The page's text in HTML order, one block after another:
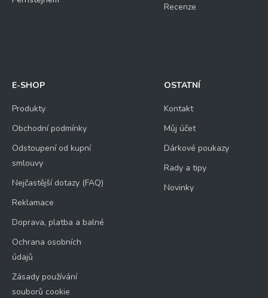
Recenze
E-SHOP
Produkty
Obchodní podmínky
Odstoupení od kupní
smlouvy
Nejčastější dotazy (FAQ)
Reklamace
Doprava, platba a balné
Ochrana osobních
údajů
Zásady používání
souborů cookie
OSTATNÍ
Kontakt
Můj účet
Dárkové poukazy
Rady a tipy
Novinky